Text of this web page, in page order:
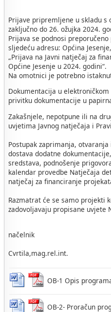
Prijave pripremljene u skladu s
zaključno do 26. ožujka 2024.
Prijava se podnosi
sljedeću adresu: Općina
„Prijava na Javni natječaj za
Općine Jesenje u 2024. godini“.
Na omotnici je potrebno
Dokumentacija u
privitku dokumentacije u
Zakašnjele, nepotpune ili na
uvjetima Javnog natječaja i
Postupak zaprimanja,
dostava dodatne
sredstava, podnošenje
kalendar provedbe Natječaja
natječaj za financiranje
Razmatrat će se samo projekti
zadovoljavaju propisane uvjete
načelnik
Cvrtila,mag.rel.int.
OB-1 Opis
OB-2- Proračun